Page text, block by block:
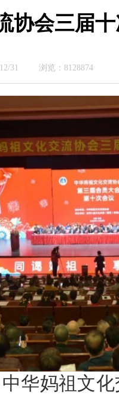
协会三届
31 浏览：8128874
华妈祖文